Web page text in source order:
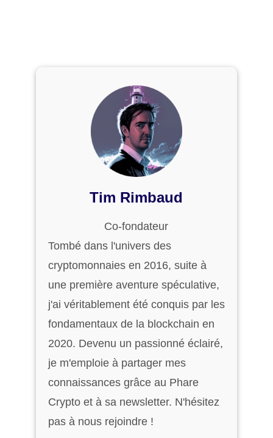
Tim Rimbaud
Co-fondateur
Tombé dans l'univers des
cryptomonnaies en 2016, suite à
une première aventure spéculative,
j'ai véritablement été conquis par les
fondamentaux de la blockchain en
2020. Devenu un passionné éclairé,
je m'emploie à partager mes
connaissances grâce au Phare
Crypto et à sa newsletter. N'hésitez
pas à nous rejoindre !